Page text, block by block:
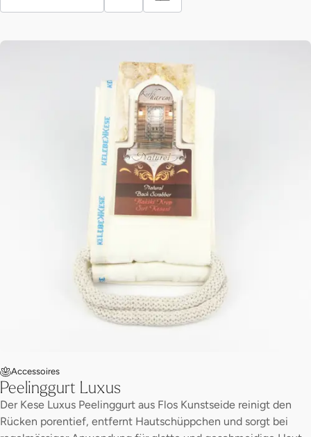
Accessoires
Peelinggurt Luxus
Der Kese Luxus Peelinggurt aus Flos Kunstseide reinigt den
Rücken porentief, entfernt Hautschüppchen und sorgt bei